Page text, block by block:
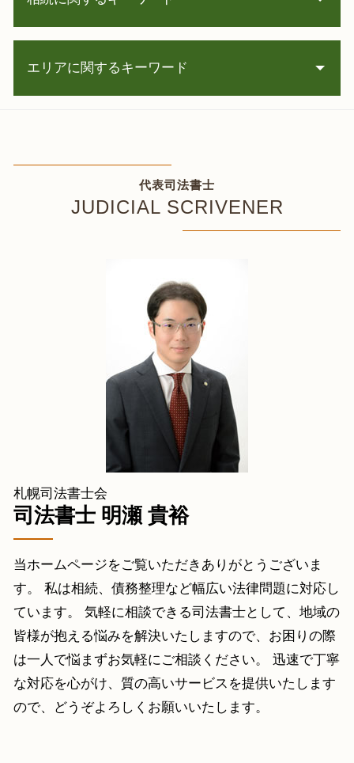
過払い金 計算
借金 計算
パチンコ 借金
任意整理 メリット
民事再生 会社
任意整理 信用情報
任意整理 携帯 分割
相続放棄 期間
未成年 相続
相続登記 必要書類 遺産分割協議書
相続登記 申請書 綴じ方
公正証書遺言 書式
相続放棄 手続き 司法書士
銀行 名義 変更 死亡
相続登記 義務
相続人申告登記 費用
エリアに関するキーワード
任意整理 古平町 司法書士
遺産分割協議 岩内町 相談
借金返済 南幌町 相談
遺言書作成 石狩市 相談
遺言書作成 恵庭市 司法書士
債務整理 函館市 司法書士
遺言書作成 余市町 司法書士
個人再生 白老町 相談
遺産分割協議 登別市 司法書士
過払い金請求 札幌 相談
遺産分割協議 余市町 相談
凍結口座解除 小樽市 相談
自己破産 白老町 相談
借金返済 室蘭市 司法書士
過払い金請求 北広島市 司法書士
代表司法書士
JUDICIAL SCRIVENER
札幌司法書士会
司法書士 明瀬 貴裕
当ホームページをご覧いただきありがとうございま
す。 私は相続、債務整理など幅広い法律問題に対応し
ています。 気軽に相談できる司法書士として、地域の
皆様が抱える悩みを解決いたしますので、お困りの際
は一人で悩まずお気軽にご相談ください。 迅速で丁寧
な対応を心がけ、質の高いサービスを提供いたします
ので、どうぞよろしくお願いいたします。